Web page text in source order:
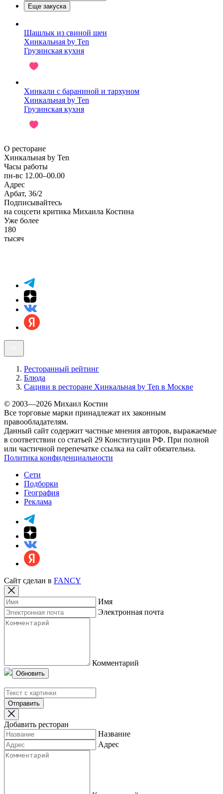
Еще закуска
Шашлык из свиной шеи
Хинкальная by Ten
Грузинская кухня
Хинкали с бараниной и тархуном
Хинкальная by Ten
Грузинская кухня
О ресторане
Хинкальная by Ten
Часы работы
пн-вс 12.00–00.00
Адрес
Арбат, 36/2
Подписывайтесь
на соцсети критика Михаила Костина
Уже более
180
тысяч
Ресторанный рейтинг
Блюда
Сациви в ресторане Хинкальная by Ten в Москве
© 2003—2026 Михаил Костин
Все торговые марки принадлежат их законным
правообладателям.
Данный сайт содержит частные мнения авторов, выражаемые
в соответствии со статьей 29 Конституции РФ. При полной
или частичной перепечатке ссылка на сайт обязательна.
Политика конфиденциальности
Сети
Подборки
География
Реклама
Сайт сделан в FANCY
Имя
Электронная почта
Комментарий
Обновить
Отправить
Добавить ресторан
Название
Адрес